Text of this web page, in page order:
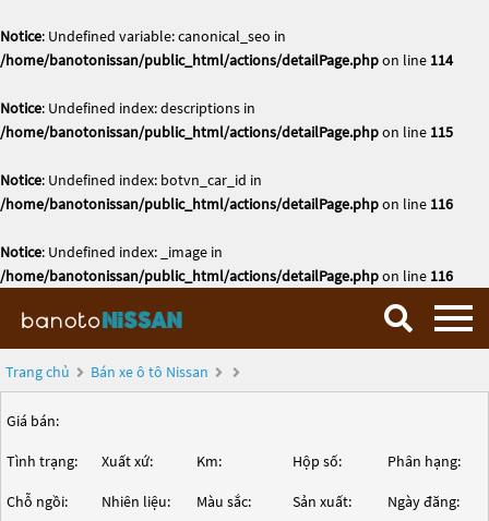
Notice: Undefined variable: canonical_seo in
/home/banotonissan/public_html/actions/detailPage.phpon line 114
Notice: Undefined index: descriptions in
/home/banotonissan/public_html/actions/detailPage.phpon line 115
Notice: Undefined index: botvn_car_id in
/home/banotonissan/public_html/actions/detailPage.phpon line 116
Notice: Undefined index: _image in
/home/banotonissan/public_html/actions/detailPage.phpon line 116
Trang chủ Bán xe ô tô Nissan
Giá bán:
Tình trạng: Xuất xứ: Km: Hộp số: Phân hạng:
Chỗ ngồi: Nhiên liệu: Màu sắc: Sản xuất: Ngày đăng: